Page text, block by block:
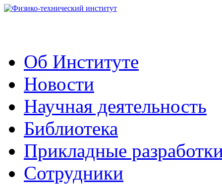
Об Институте
Новости
Научная деятельность
Библиотека
Прикладные
Сотрудники